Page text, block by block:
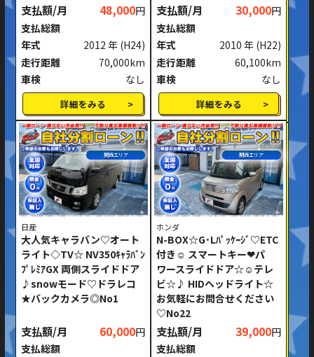
支払額/月 48,000円
支払総額
年式
2012 年 (H24)
走行距離
70,000km
車検
なし
詳細をみる
支払額/月 30,000円
支払総額
年式
2010 年 (H22)
走行距離
60,100km
車検
なし
詳細をみる
関西エリア
日産
大人気キャラバン♡オート
ライト◇TV☆ NV350ｷｬﾗﾊﾞﾝ
ﾌﾟﾚﾐｱGX 両側スライドドア
♪snowモード♡ドラレコ
★バックカメラ◎No1
支払額/月 60,000円
支払総額
関西エリア
ホンダ
N-BOX☆G･Lﾊﾟｯｹｰｼﾞ♡ETC
付き☺ スマートキー❤パ
ワースライドドア☆☺テレ
ビ☆♪ HIDヘッドライト☆
お気軽にお問合せください
♡No22
支払額/月 39,000円
支払総額